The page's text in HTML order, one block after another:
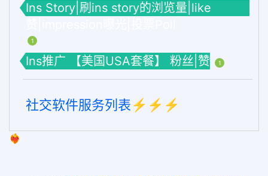
Ins Story|刷ins story的浏览量|like
1
Ins推广 【美国USA套餐】 粉丝|赞 1
社交软件服务列表⚡️⚡️⚡️
❤️‍🔥